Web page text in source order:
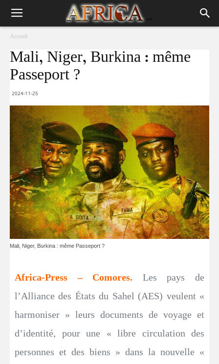
Accueil
Mali, Niger, Burkina : même
Passeport ?
2024-11-25
Mali, Niger, Burkina : même Passeport ?
Africa-Press – Comores. Les pays de
l’Alliance des États du Sahel (AES) veulent «
harmoniser » leurs documents de voyage et
d’identité, pour une « libre circulation des
personnes et des biens » dans la nouvelle «